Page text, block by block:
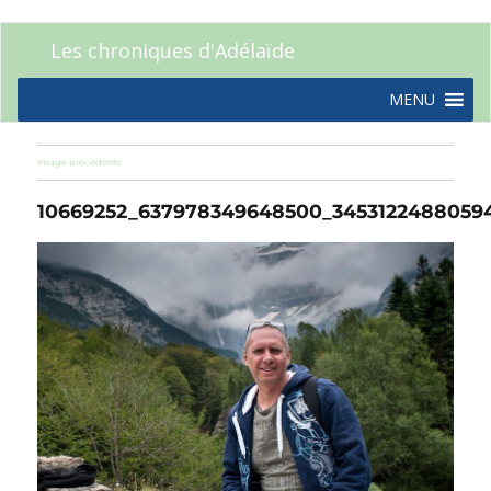
Les chroniques d'Adélaïde
MENU
Image précédente